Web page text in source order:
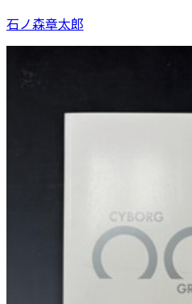
石ノ森章太郎